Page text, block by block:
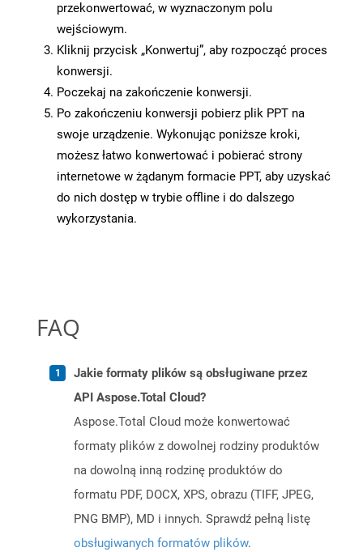
przekonwertować, w wyznaczonym polu
wejściowym.
Kliknij przycisk „Konwertuj”, aby rozpocząć proces
konwersji.
Poczekaj na zakończenie konwersji.
Po zakończeniu konwersji pobierz plik PPT na
swoje urządzenie. Wykonując poniższe kroki,
możesz łatwo konwertować i pobierać strony
internetowe w żądanym formacie PPT, aby uzyskać
do nich dostęp w trybie offline i do dalszego
wykorzystania.
FAQ
Jakie formaty plików są obsługiwane przez
API Aspose.Total Cloud?
Aspose.Total Cloud może konwertować
formaty plików z dowolnej rodziny produktów
na dowolną inną rodzinę produktów do
formatu PDF, DOCX, XPS, obrazu (TIFF, JPEG,
PNG BMP), MD i innych. Sprawdź pełną listę
obsługiwanych formatów plików.